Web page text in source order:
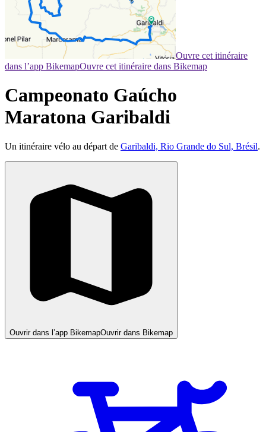
Ouvre cet itinéraire
dans l’app BikemapOuvre cet itinéraire dans Bikemap
Campeonato Gaúcho
Maratona Garibaldi
Un itinéraire vélo au départ de Garibaldi, Rio Grande do Sul, Brésil.
Ouvrir dans l’app BikemapOuvrir dans Bikemap